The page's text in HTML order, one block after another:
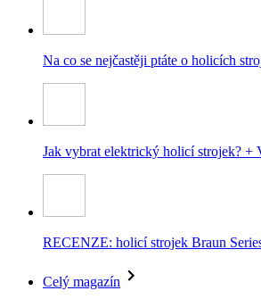
Na co se nejčastěji ptáte o holicích
Jak vybrat elektrický holicí strojek? +
RECENZE: holicí strojek Braun
Celý magazín